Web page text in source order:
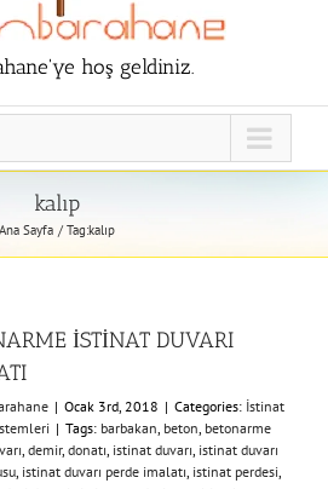
hoş geldiniz.
kalıp
Ana Sayfa Tag:kalıp
İSTİNAT DUVARI
| Ocak 3rd, 2018 | Categories: İstinat
| Tags: barbakan, beton, betonarme
, demir, donatı, istinat duvarı, istinat duvarı
, istinat duvarı perde imalatı, istinat perdesi,